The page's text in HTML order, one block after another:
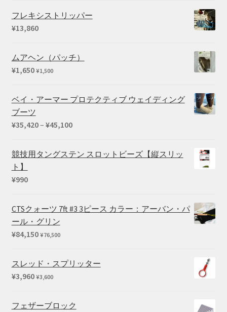
フレキシストリッパー
¥13,860
ムアヘン（パッチ）
¥1,650 ¥1,500
ベイ・アーマー プロテクティブ ウェイディング
ブーツ
¥35,420– ¥45,100価
帯:
競技用タングステン スロットビーズ【縦スリッ
ト】
¥990
CTSクォーツ 7ft #3 3ピース カラー：アーバン・パ
ール・グリン
¥84,150 ¥76,500
スレッド・スプリッター
¥3,960 ¥3,600
フェザーブロック